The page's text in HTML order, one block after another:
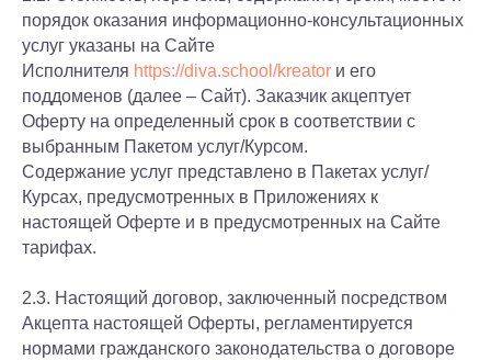
порядок оказания информационно-консультационных
услуг указаны на Сайте
Исполнителя https://diva.school/kreator и его
поддоменов (далее – Сайт). Заказчик акцептует
Оферту на определенный срок в соответствии с
выбранным Пакетом услуг/Курсом.
Содержание услуг представлено в Пакетах услуг/
Курсах, предусмотренных в Приложениях к
настоящей Оферте и в предусмотренных на Сайте
тарифах.
2.3. Настоящий договор, заключенный посредством
Акцепта настоящей Оферты, регламентируется
нормами гражданского законодательства о договоре